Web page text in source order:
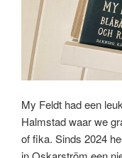
My Feldt had een
Halmstad waar we
of fika. Sinds 2024